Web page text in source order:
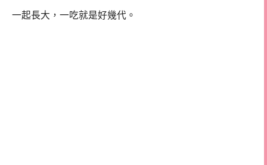
一起長大，一吃就是好幾代。